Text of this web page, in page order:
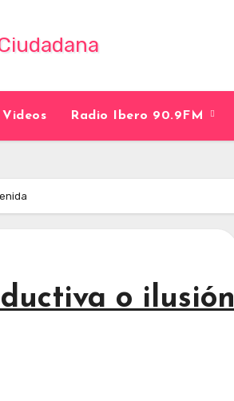
Videos Radio Ibero 90.9FM
o ilusión